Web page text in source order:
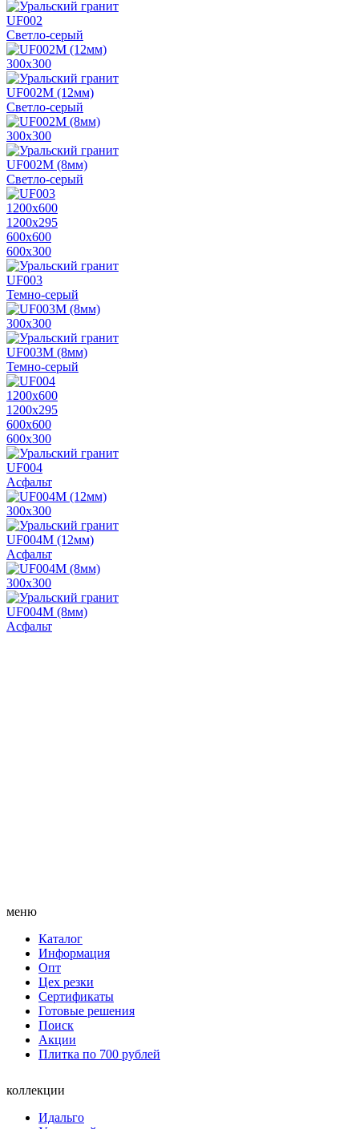
UF002
Светло-серый
300х300
UF002M (12мм)
Светло-серый
300х300
UF002M (8мм)
Светло-серый
1200х600
1200х295
600х600
600х300
UF003
Темно-серый
300х300
UF003M (8мм)
Темно-серый
1200х600
1200х295
600х600
600х300
UF004
Асфальт
300х300
UF004M (12мм)
Асфальт
300х300
UF004M (8мм)
Асфальт
меню
Каталог
Информация
Опт
Цех резки
Сертификаты
Готовые решения
Поиск
Акции
Плитка по 700 рублей
коллекции
Идальго